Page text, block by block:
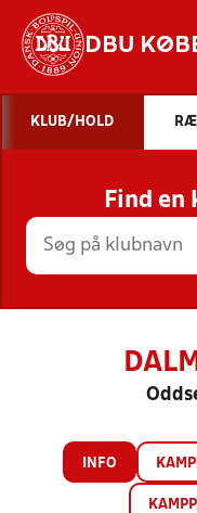
DBU
STILLINGER,
KLUB/HOLD
Find en
INFO